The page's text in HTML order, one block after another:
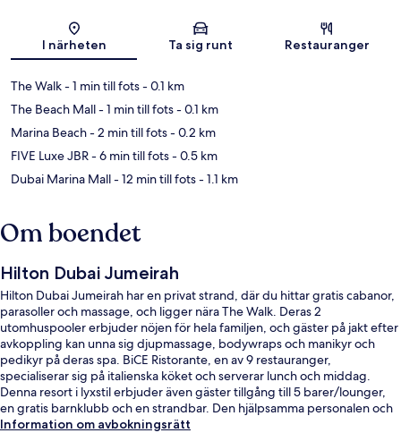
Karta
I närheten Ta sig runt Restauranger
The Walk- 1 min till fots- 0.1 km
The Beach Mall- 1 min till fots- 0.1 km
Marina Beach- 2 min till fots- 0.2 km
FIVE Luxe JBR- 6 min till fots- 0.5 km
Dubai Marina Mall- 12 min till fots- 1.1 km
Om boendet
Hilton Dubai Jumeirah
Hilton Dubai Jumeirah har en privat strand, där du hittar gratis cabanor,
parasoller och massage, och ligger nära The Walk. Deras 2
utomhuspooler erbjuder nöjen för hela familjen, och gäster på jakt efter
avkoppling kan unna sig djupmassage, bodywraps och manikyr och
pedikyr på deras spa. BiCE Ristorante, en av 9 restauranger,
specialiserar sig på italienska köket och serverar lunch och middag.
Denna resort i lyxstil erbjuder även gäster tillgång till 5 barer/lounger,
en gratis barnklubb och en strandbar. Den hjälpsamma personalen och
närheten till stranden brukar uppskattas av våra resenärer.
Information om avbokningsrätt